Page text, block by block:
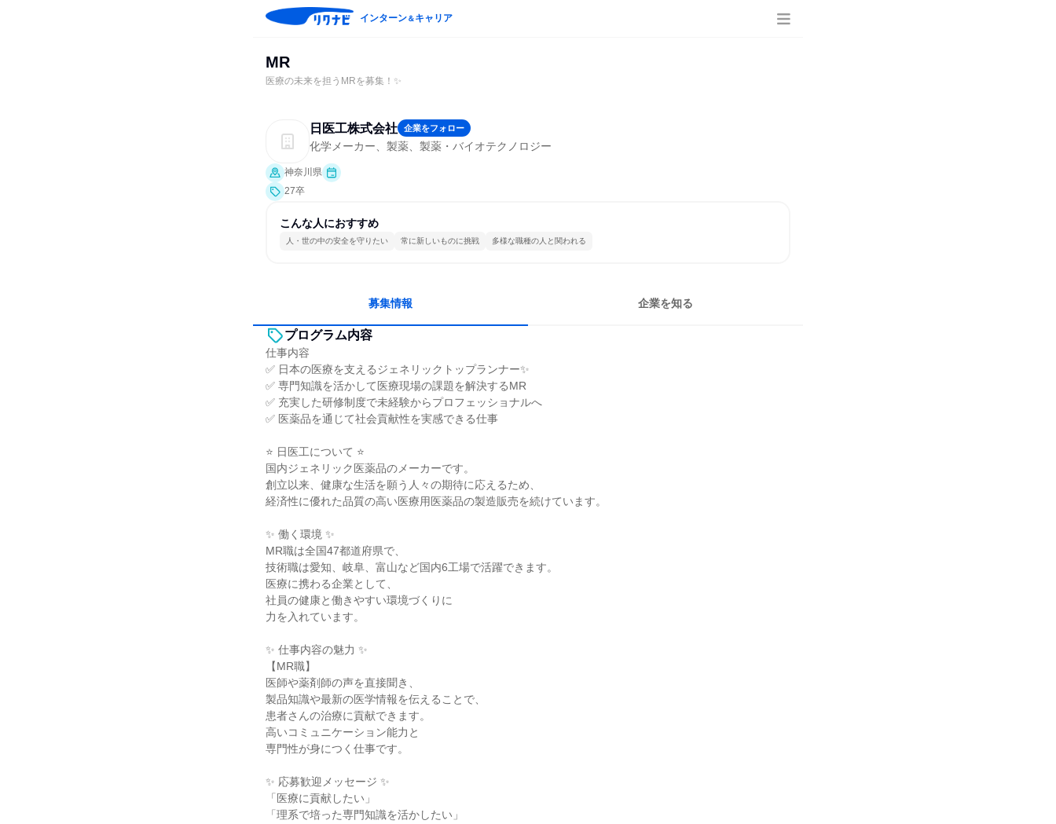
インターン＆キャリア
MR
医療の未来を担うMRを募集！✨
日医工株式会社 企業をフォロー
化学メーカー、製薬、製薬・バイオテクノロジー
神奈川県
27卒
こんな人におすすめ
人・世の中の安全を守りたい 常に新しいものに挑戦 多様な職種の人と関われる
募集情報 企業を知る
プログラム内容
仕事内容
✅ 日本の医療を支えるジェネリックトップランナー✨
✅ 専門知識を活かして医療現場の課題を解決するMR
✅ 充実した研修制度で未経験からプロフェッショナルへ
✅ 医薬品を通じて社会貢献性を実感できる仕事
⭐ 日医工について ⭐
国内ジェネリック医薬品のメーカーです。
創立以来、健康な生活を願う人々の期待に応えるため、
経済性に優れた品質の高い医療用医薬品の製造販売を続けています。
✨ 働く環境 ✨
MR職は全国47都道府県で、
技術職は愛知、岐阜、富山など国内6工場で活躍できます。
医療に携わる企業として、
社員の健康と働きやすい環境づくりに
力を入れています。
✨ 仕事内容の魅力 ✨
【MR職】
医師や薬剤師の声を直接聞き、
製品知識や最新の医学情報を伝えることで、
患者さんの治療に貢献できます。
高いコミュニケーション能力と
専門性が身につく仕事です。
✨ 応募歓迎メッセージ ✨
「医療に貢献したい」
「理系で培った専門知識を活かしたい」